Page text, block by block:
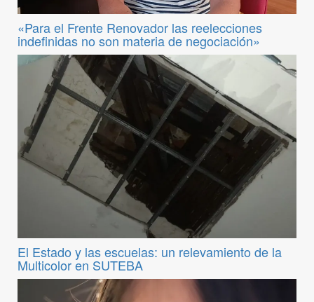
«Para el Frente Renovador las reelecciones
indefinidas no son materia de negociación»
El Estado y las escuelas: un relevamiento de la
Multicolor en SUTEBA